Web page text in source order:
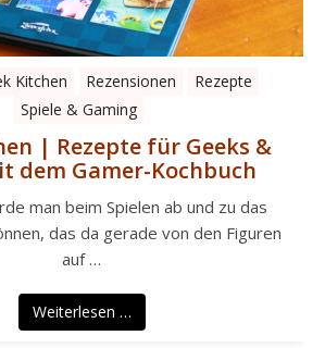
Kitchen Rezensionen
Rezepte
Spiele & Gaming
| Rezepte für Geeks &
dem Gamer-Kochbuch
man beim Spielen ab und zu das
das da gerade von den Figuren
auf …
Weiterlesen …